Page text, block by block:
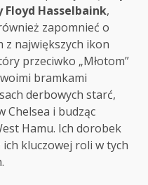
Floyd Hasselbaink,
zapomnieć o
z największych ikon
przeciwko „Młotom”
bramkami
derbowych starć,
Chelsea i budząc
Hamu. Ich dorobek
kluczowej roli w tych